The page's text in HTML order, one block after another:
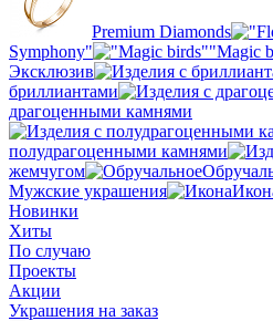
Premium Diamonds
Symphony"
"Magic
Эксклюзив
бриллиантами
драгоценными камнями
полудрагоценными камнями
жемчугом
Мужские украшения
Новинки
Хиты
По случаю
Проекты
Акции
Украшения на заказ